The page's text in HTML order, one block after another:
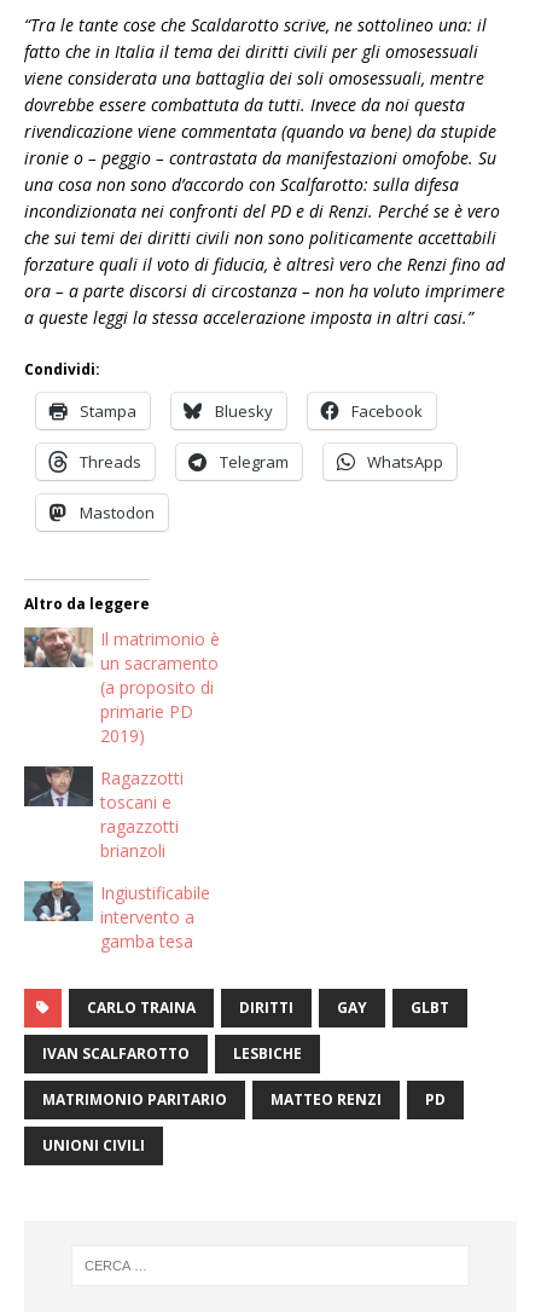
“Tra le tante cose che Scaldarotto scrive, ne sottolineo una: il
fatto che in Italia il tema dei diritti civili per gli omosessuali
viene considerata una battaglia dei soli omosessuali, mentre
dovrebbe essere combattuta da tutti. Invece da noi questa
rivendicazione viene commentata (quando va bene) da stupide
ironie o – peggio – contrastata da manifestazioni omofobe. Su
una cosa non sono d’accordo con Scalfarotto: sulla difesa
incondizionata nei confronti del PD e di Renzi. Perché se è vero
che sui temi dei diritti civili non sono politicamente accettabili
forzature quali il voto di fiducia, è altresì vero che Renzi fino ad
ora – a parte discorsi di circostanza – non ha voluto imprimere
a queste leggi la stessa accelerazione imposta in altri casi.”
Condividi:
Stampa Bluesky Facebook
Threads Telegram WhatsApp
Mastodon
Altro da leggere
Il matrimonio è
un sacramento
(a proposito di
primarie PD
2019)
Ragazzotti
toscani e
ragazzotti
brianzoli
Ingiustificabile
intervento a
gamba tesa
CARLO TRAINA DIRITTI GAY GLBT
IVAN SCALFAROTTO LESBICHE
MATRIMONIO PARITARIO MATTEO RENZI PD
UNIONI CIVILI